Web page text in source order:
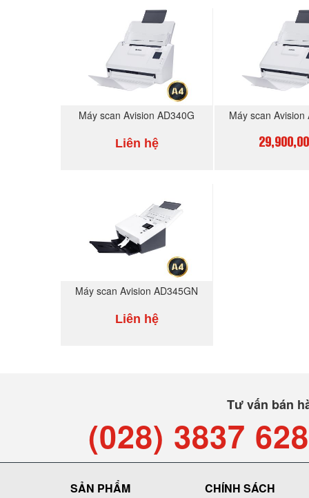
MUA NGAY MUA
Máy scan Avision AD340G
Liên hệ
Máy scan Avision
Máy scan Avision AD345GN
Liên hệ
Tư vấn bán
(028) 3837
SẢN PHẨM CHÍNH SÁCH